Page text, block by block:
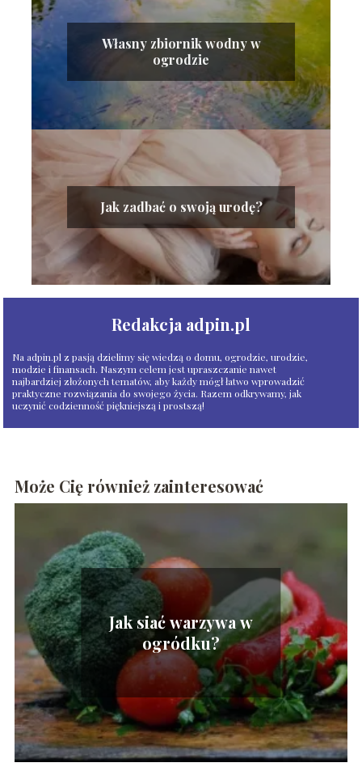
Własny zbiornik wodny w
ogrodzie
Jak zadbać o swoją urodę?
Redakcja adpin.pl
Na adpin.pl z pasją dzielimy się wiedzą o domu, ogrodzie, urodzie,
modzie i finansach. Naszym celem jest upraszczanie nawet
najbardziej złożonych tematów, aby każdy mógł łatwo wprowadzić
praktyczne rozwiązania do swojego życia. Razem odkrywamy, jak
uczynić codzienność piękniejszą i prostszą!
Może Cię również zainteresować
Jak siać warzywa w
ogródku?